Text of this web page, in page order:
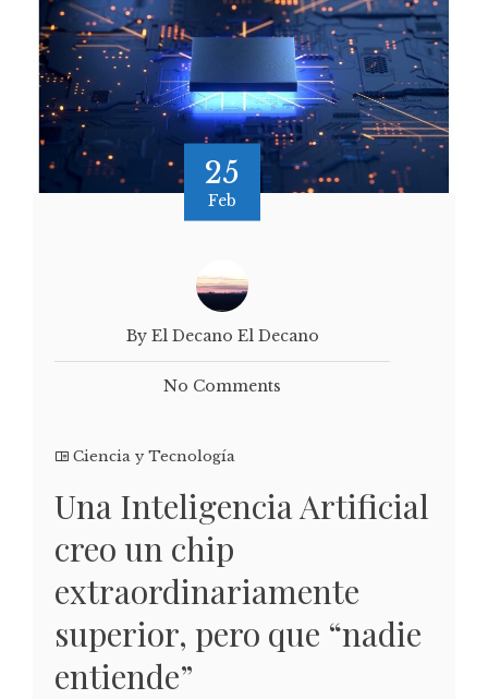
25
Feb
By El Decano El Decano
No Comments
Ciencia y Tecnología
Una Inteligencia Artificial
creo un chip
extraordinariamente
superior, pero que “nadie
entiende”